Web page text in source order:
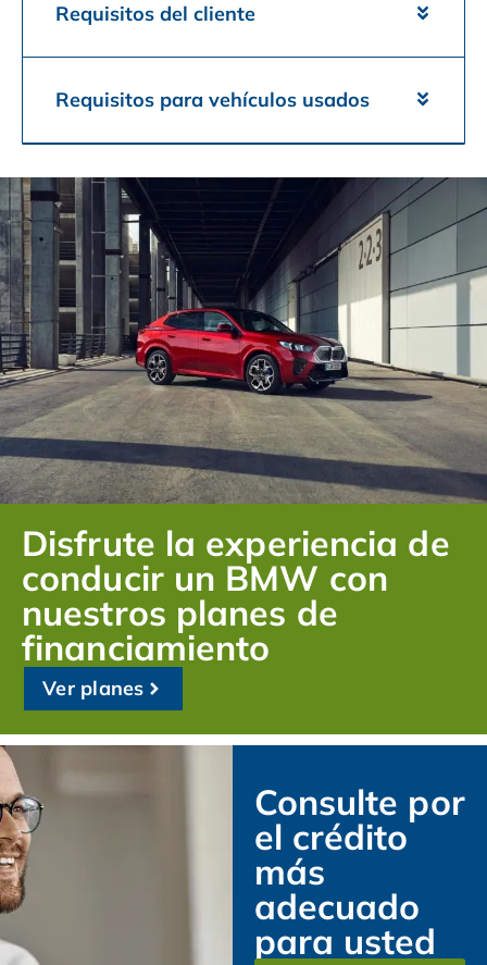
Requisitos del cliente
Requisitos para vehículos usados
Disfrute la experiencia de
conducir un BMW con
nuestros planes de
financiamiento
Ver planes
Consulte por
el crédito
más
adecuado
para usted